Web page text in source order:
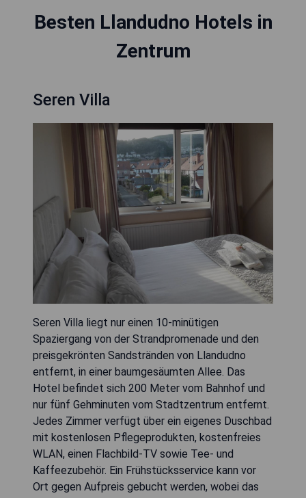
Besten Llandudno Hotels in
Zentrum
Seren Villa
Seren Villa liegt nur einen 10-minütigen
Spaziergang von der Strandpromenade und den
preisgekrönten Sandstränden von Llandudno
entfernt, in einer baumgesäumten Allee. Das
Hotel befindet sich 200 Meter vom Bahnhof und
nur fünf Gehminuten vom Stadtzentrum entfernt.
Jedes Zimmer verfügt über ein eigenes Duschbad
mit kostenlosen Pflegeprodukten, kostenfreies
WLAN, einen Flachbild-TV sowie Tee- und
Kaffeezubehör. Ein Frühstücksservice kann vor
Ort gegen Aufpreis gebucht werden, wobei das